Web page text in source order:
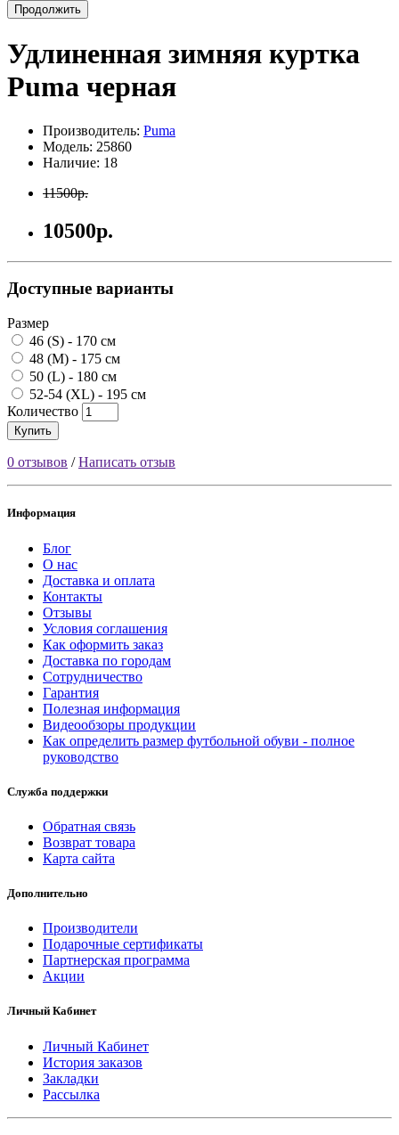
Продолжить
Удлиненная зимняя куртка
Puma черная
Производитель: Puma
Модель: 25860
Наличие: 18
11500р.
10500р.
Доступные варианты
Размер
46 (S) - 170 см
48 (M) - 175 см
50 (L) - 180 см
52-54 (XL) - 195 см
Количество
Купить
0 отзывов /Написать отзыв
Информация
Блог
О нас
Доставка и оплата
Контакты
Отзывы
Условия соглашения
Как оформить заказ
Доставка по городам
Сотрудничество
Гарантия
Полезная информация
Видеообзоры продукции
Как определить размер футбольной обуви - полное
руководство
Служба поддержки
Обратная связь
Возврат товара
Карта сайта
Дополнительно
Производители
Подарочные сертификаты
Партнерская программа
Акции
Личный Кабинет
Личный Кабинет
История заказов
Закладки
Рассылка